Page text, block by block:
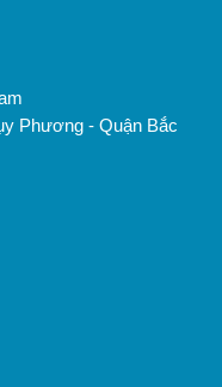
Phương - Quận Bắc